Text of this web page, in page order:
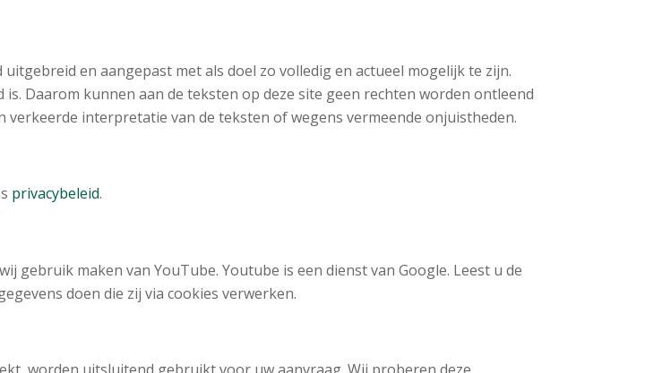
en aangepast met als doel zo volledig en actueel mogelijk te zijn.
Daarom kunnen aan de teksten op deze site geen rechten worden ontleend
interpretatie van de teksten of wegens vermeende onjuistheden.
privacybeleid.
maken van YouTube. Youtube is een dienst van Google. Leest u de
doen die zij via cookies verwerken.